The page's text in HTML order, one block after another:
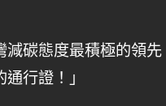
減碳態度最積極的領先
行證！」